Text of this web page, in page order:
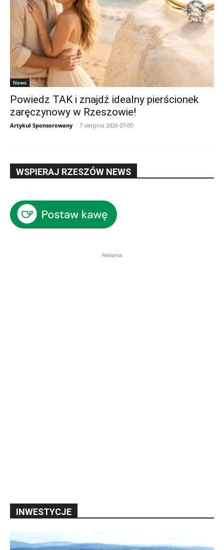
News
Powiedz TAK i znajdź idealny pierścionek
zaręczynowy w Rzeszowie!
Artykuł Sponsorowany - 7 sierpnia 2026 07:00
WSPIERAJ RZESZÓW NEWS
Reklama
INWESTYCJE